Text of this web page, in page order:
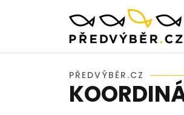
PŘEDVÝBĚR.CZ